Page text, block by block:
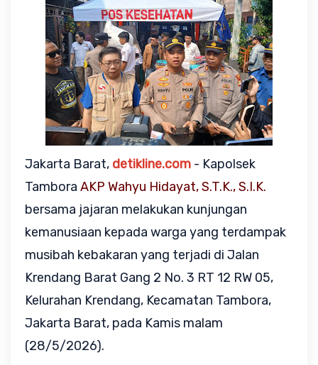
Jakarta Barat, detikline.com - Kapolsek
Tambora AKP Wahyu Hidayat, S.T.K., S.I.K.
bersama jajaran melakukan kunjungan
kemanusiaan kepada warga yang terdampak
musibah kebakaran yang terjadi di Jalan
Krendang Barat Gang 2 No. 3 RT 12 RW 05,
Kelurahan Krendang, Kecamatan Tambora,
Jakarta Barat, pada Kamis malam
(28/5/2026).